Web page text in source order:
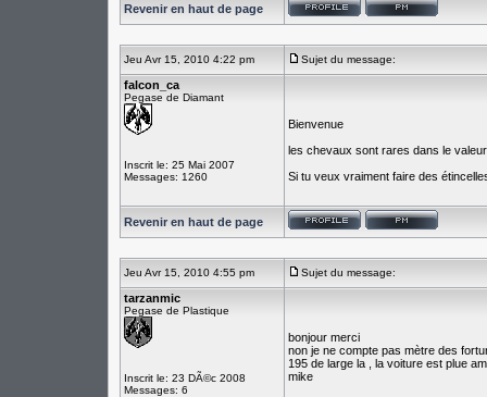
Revenir en haut de page
Jeu Avr 15, 2010 4:22 pm Sujet du message:
falcon_ca
Pegase de Diamant
Inscrit le: 25 Mai 2007
Messages: 1260
Bienvenue
les chevaux sont rares dans le
Si tu veux vraiment faire des
Revenir en haut de page
Jeu Avr 15, 2010 4:55 pm Sujet du message:
tarzanmic
Pegase de Plastique
Inscrit le: 23 DÃ©c 2008
Messages: 6
bonjour merci
non je ne compte pas mètre des
195 de large la , la voiture est plue
mike